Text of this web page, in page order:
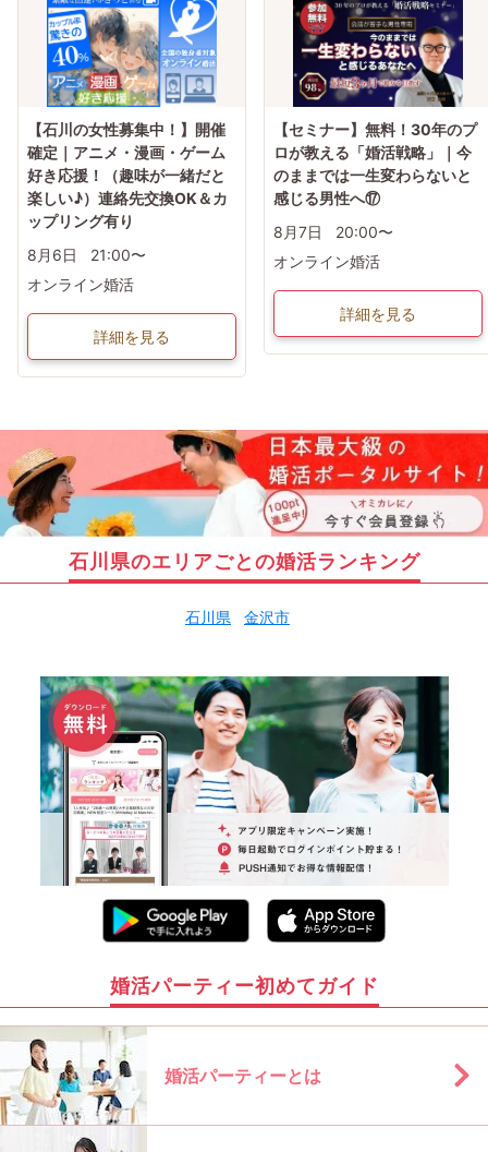
【石川の女性募集中！】開催
確定｜アニメ・漫画・ゲーム
好き応援！（趣味が一緒だと
楽しい♪）連絡先交換OK＆カ
ップリング有り
8月6日
21:00〜
オンライン婚活
詳細を見る
【セミナー】無料！30年のプ
ロが教える「婚活戦略」｜今
のままでは一生変わらないと
感じる男性へ⑰
8月7日
20:00〜
オンライン婚活
詳細を見る
石川県のエリアごとの婚活ランキング
石川県 金沢市
婚活パーティー初めてガイド
婚活パーティーとは